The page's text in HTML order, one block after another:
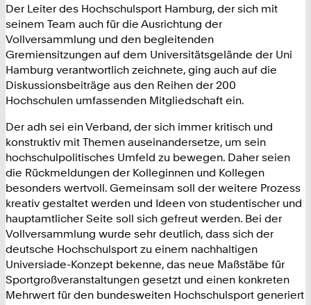
Der Leiter des Hochschulsport Hamburg, der sich mit
seinem Team auch für die Ausrichtung der
Vollversammlung und den begleitenden
Gremiensitzungen auf dem Universitätsgelände der Uni
Hamburg verantwortlich zeichnete, ging auch auf die
Diskussionsbeiträge aus den Reihen der 200
Hochschulen umfassenden Mitgliedschaft ein.
Der adh sei ein Verband, der sich immer kritisch und
konstruktiv mit Themen auseinandersetze, um sein
hochschulpolitisches Umfeld zu bewegen. Daher seien
die Rückmeldungen der Kolleginnen und Kollegen
besonders wertvoll. Gemeinsam soll der weitere Prozess
kreativ gestaltet werden und Ideen von studentischer und
hauptamtlicher Seite soll sich gefreut werden. Bei der
Vollversammlung wurde sehr deutlich, dass sich der
deutsche Hochschulsport zu einem nachhaltigen
Universiade-Konzept bekenne, das neue Maßstäbe für
Sportgroßveranstaltungen gesetzt und einen konkreten
Mehrwert für den bundesweiten Hochschulsport generiert